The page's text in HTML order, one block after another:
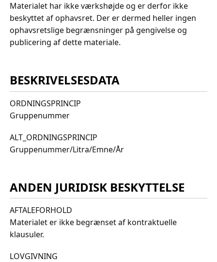
Materialet har ikke værkshøjde og er derfor ikke
beskyttet af ophavsret. Der er dermed heller ingen
ophavsretslige begrænsninger på gengivelse og
publicering af dette materiale.
BESKRIVELSESDATA
ORDNINGSPRINCIP
Gruppenummer
ALT_ORDNINGSPRINCIP
Gruppenummer/Litra/Emne/År
ANDEN JURIDISK BESKYTTELSE
AFTALEFORHOLD
Materialet er ikke begrænset af kontraktuelle
klausuler.
LOVGIVNING